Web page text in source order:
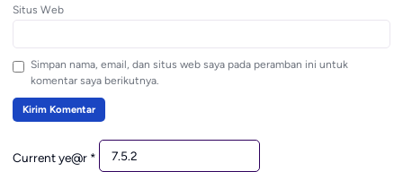
Situs Web
Simpan nama, email, dan situs web saya pada peramban ini untuk
komentar saya berikutnya.
Current ye@r *